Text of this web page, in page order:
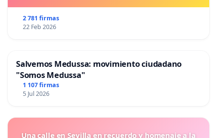
2 781 firmas
22 Feb 2026
Salvemos Medussa: movimiento ciudadano
"Somos Medussa"
1 107 firmas
5 Jul 2026
Una calle en Sevilla en recuerdo y homenaje a la